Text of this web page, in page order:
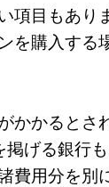
項目もあ
を購入する
かかると
掲げる銀行
費用分を